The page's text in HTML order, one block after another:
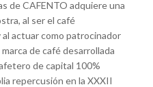
de CAFENTO adquiere una
al ser el café
actuar como patrocinador
de café desarrollada
de capital 100%
repercusión en la XXXII